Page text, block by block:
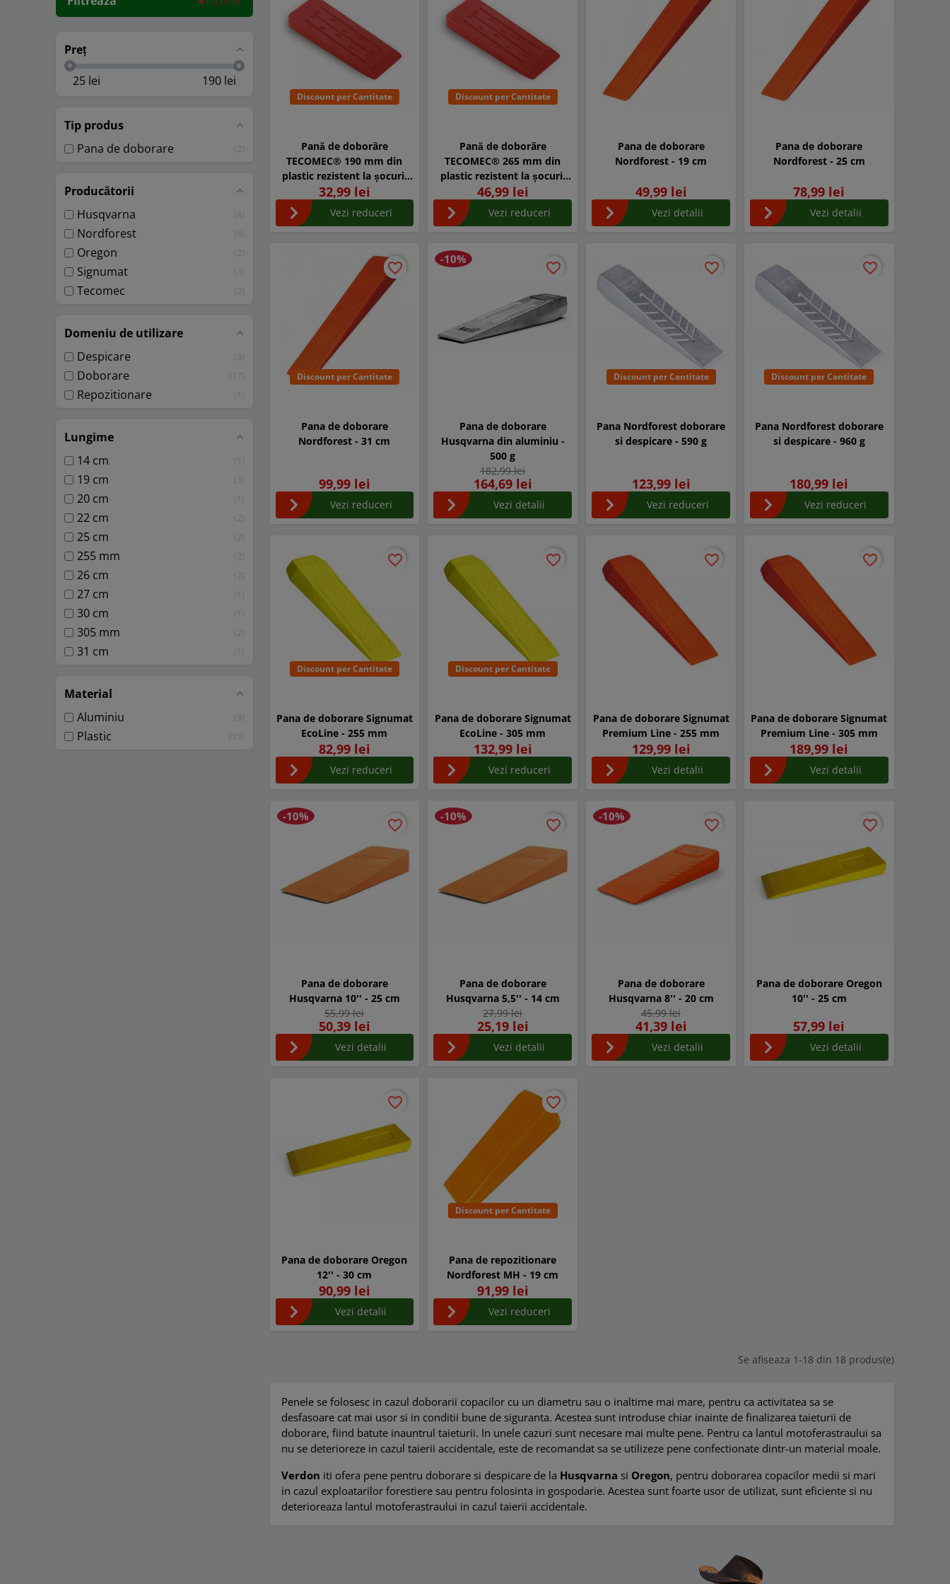
Preț
25 lei 190lei
Tip produs
Pana de doborare
Producătorii
Husqvarna
4
Nordforest 6
Oregon
Signumat 4
Tecomec
Domeniu de utilizare
Despicare
3
Doborare 17
Repozitionare
Lungime
14 cm
19 cm 3
20 cm
22 cm
25 cm
255 mm
26 cm
27 cm
30 cm
305 mm
31 cm
Material
Aluminiu
3
Plastic 15
Discount per Cantitate
Pană de doborâre
TECOMEC® 190 mm din
plastic rezistent la șocuri,
cu sistem anti-kick-back
32,99 lei
Vezi reduceri
Discount per Cantitate
Pană de doborâre
TECOMEC® 265 mm din
plastic rezistent la șocuri,
cu sistem anti-kick-back
46,99 lei
Vezi reduceri
Pana de doborare
Nordforest - 19 cm
49,99 lei
Vezi detalii
Pana de doborare
Nordforest - 25 cm
78,99 lei
Vezi detalii
Discount per Cantitate
favorite_border
favorite_border
Pana de doborare
Nordforest - 31 cm
99,99 lei
Vezi reduceri
favorite_border
favorite_border
-10%
Pana de doborare
Husqvarna din aluminiu -
500 g
182,99 lei
164,69 lei
Vezi detalii
Discount per Cantitate
favorite_border
favorite_border
Pana Nordforest doborare
si despicare - 590 g
123,99 lei
Vezi reduceri
Discount per Cantitate
favorite_border
favorite_border
Pana Nordforest doborare
si despicare - 960 g
180,99 lei
Vezi reduceri
Discount per Cantitate
favorite_border
favorite_border
Pana de doborare Signumat
EcoLine - 255 mm
82,99 lei
Vezi reduceri
Discount per Cantitate
favorite_border
favorite_border
Pana de doborare Signumat
EcoLine - 305 mm
132,99 lei
Vezi reduceri
favorite_border
favorite_border
Pana de doborare Signumat
Premium Line - 255 mm
129,99 lei
Vezi detalii
favorite_border
favorite_border
Pana de doborare Signumat
Premium Line - 305 mm
189,99 lei
Vezi detalii
favorite_border
favorite_border
-10%
Pana de doborare
Husqvarna 10'' - 25 cm
55,99 lei
50,39 lei
Vezi detalii
favorite_border
favorite_border
-10%
Pana de doborare
Husqvarna 5,5'' - 14 cm
27,99 lei
25,19 lei
Vezi detalii
favorite_border
favorite_border
-10%
Pana de doborare
Husqvarna 8'' - 20 cm
45,99 lei
41,39 lei
Vezi detalii
favorite_border
favorite_border
Pana de doborare Oregon
10'' - 25 cm
57,99 lei
Vezi detalii
favorite_border
favorite_border
Pana de doborare Oregon
12'' - 30 cm
90,99 lei
Vezi detalii
Discount per Cantitate
favorite_border
favorite_border
Pana de repozitionare
Nordforest MH - 19 cm
91,99 lei
Vezi reduceri
Se afiseaza 1-18 din 18 produs(e)
Penele se folosesc in cazul doborarii copacilor cu un diametru sau o inaltime mai mare, pentru ca activitatea sa se
desfasoare cat mai usor si in conditii bune de siguranta. Acestea sunt introduse chiar inainte de finalizarea taieturii de
doborare, fiind batute inauntrul taieturii. In unele cazuri sunt necesare mai multe pene. Pentru ca lantul motoferastraului sa
nu se deterioreze in cazul taierii accidentale, este de recomandat sa se utilizeze pene confectionate dintr-un material moale.
Verdon iti ofera pene pentru doborare si despicare de la Husqvarna si Oregon, pentru doborarea copacilor medii si mari
in cazul exploatarilor forestiere sau pentru folosinta in gospodarie. Acestea sunt foarte usor de utilizat, sunt eficiente si nu
deterioreaza lantul motoferastraului in cazul taierii accidentale.